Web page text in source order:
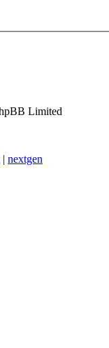
Limited
| nextgen